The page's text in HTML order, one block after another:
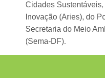
Cidades
Inovação (Aries), do
Secretaria do Meio
(Sema-DF).